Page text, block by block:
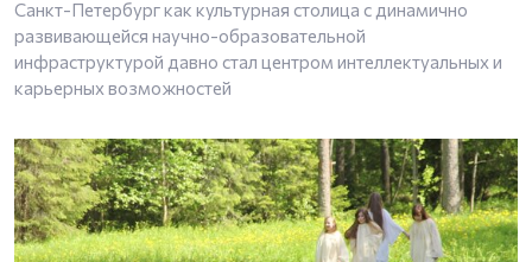
Санкт-Петербург как культурная столица с динамично
развивающейся научно-образовательной
инфраструктурой давно стал центром интеллектуальных и
карьерных возможностей